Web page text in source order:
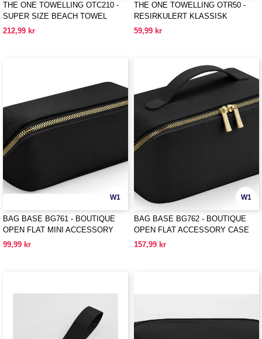
THE ONE TOWELLING OTC210 -
SUPER SIZE BEACH TOWEL
212,99 kr
THE ONE TOWELLING OTR50 -
RESIRKULERT KLASSISK
HÅNDKLE
59,99 kr
W1
BAG BASE BG761 - BOUTIQUE
OPEN FLAT MINI ACCESSORY
CASE
99,99 kr
W1
BAG BASE BG762 - BOUTIQUE
OPEN FLAT ACCESSORY CASE
157,99 kr